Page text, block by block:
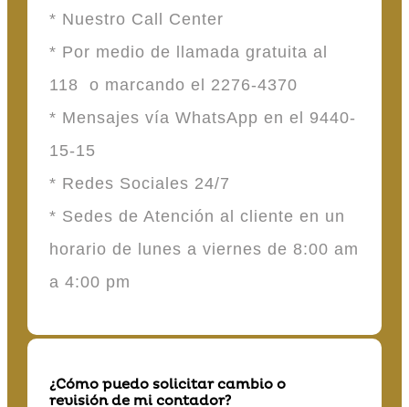
* Nuestro Call Center
* Por medio de llamada gratuita al
118 o marcando el 2276-4370
* Mensajes vía WhatsApp en el 9440-
15-15
* Redes Sociales 24/7
* Sedes de Atención al cliente en un
horario de lunes a viernes de 8:00 am
a 4:00 pm
¿Cómo puedo solicitar cambio o
revisión de mi contador?